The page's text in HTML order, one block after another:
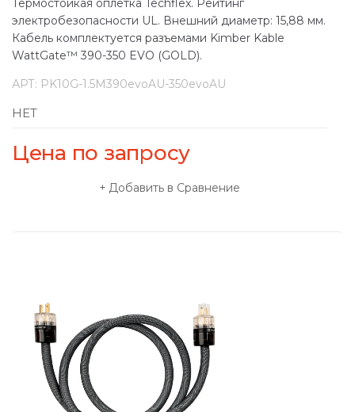
Термостойкая оплётка Techflex. Рейтинг
электробезопасности UL. Внешний диаметр: 15,88 мм.
Кабель комплектуется разъемами Kimber Kable
WattGate™ 390-350 EVO (GOLD).
АРТ: PK10G-1.5M390evoAU-350evoAU
НЕТ
Цена по запросу
Добавить в Сравнение